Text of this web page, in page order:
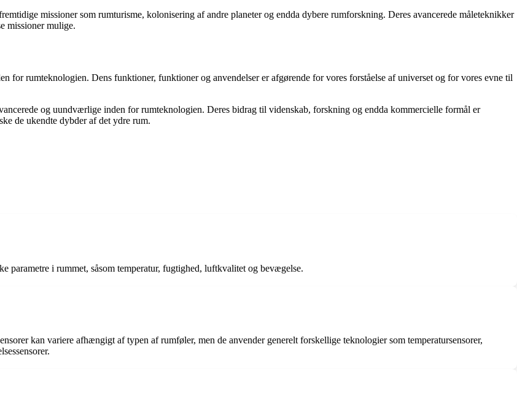
missioner som rumturisme, kolonisering af andre planeter og endda dybere rumforskning. Deres avancerede måleteknikker
missioner mulige.
for rumteknologien. Dens funktioner, funktioner og anvendelser er afgørende for vores forståelse af universet og for vores evne til
og uundværlige inden for rumteknologien. Deres bidrag til videnskab, forskning og endda kommercielle formål er
de ukendte dybder af det ydre rum.
parametre i rummet, såsom temperatur, fugtighed, luftkvalitet og bevægelse.
kan variere afhængigt af typen af rumføler, men de anvender generelt forskellige teknologier som temperatursensorer,